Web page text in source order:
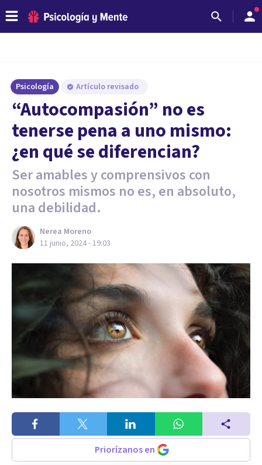
Psicología Artículo revisado
“Autocompasión” no es
tenerse pena a uno mismo:
¿en qué se diferencian?
Ser amables y comprensivos con
nosotros mismos no es, en absoluto,
una debilidad.
Nerea Moreno
11 junio, 2024 - 19:03
Priorízanos en